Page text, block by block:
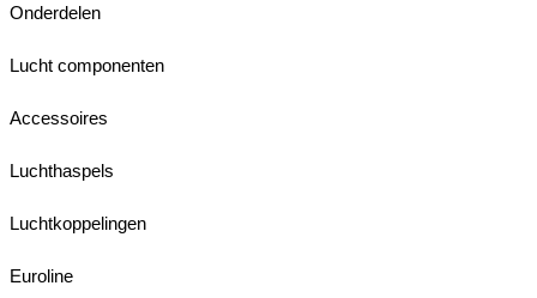
Onderdelen
Lucht componenten
Accessoires
Luchthaspels
Luchtkoppelingen
Euroline